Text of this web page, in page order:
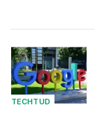
TECHTUD